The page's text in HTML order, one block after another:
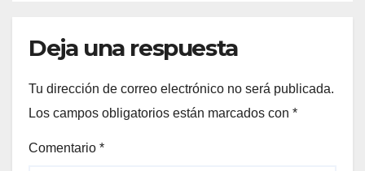
Deja una respuesta
Tu dirección de correo electrónico no será publicada.
Los campos obligatorios están marcados con *
Comentario *